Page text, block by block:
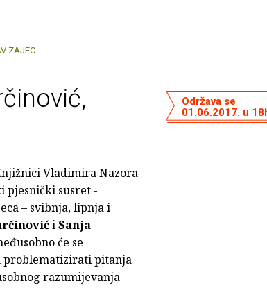
ZAJEC
Održava se
01.06.2017. u
Vladimira Nazora
pjesnički susret -
– svibnja, lipnja i
iSanja
će se
problematizirati pitanja
razumijevanja